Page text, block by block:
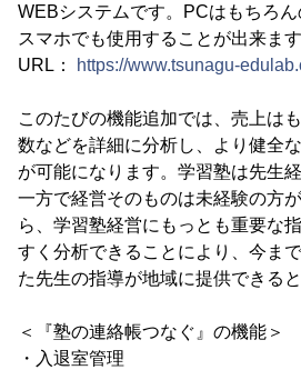
WEBシステムです。PCはもちろ
スマホでも使用することが出来ます
URL：
https://www.tsunagu-
このたびの機能追加では、売上は
数などを詳細に分析し、より健全
が可能になります。学習塾は先生
一方で経営そのものは未経験の方
ら、学習塾経営にもっとも重要な
すく分析できることにより、今ま
た先生の指導が地域に提供できると
＜『塾の連絡帳つなぐ』の機能＞
・入退室管理